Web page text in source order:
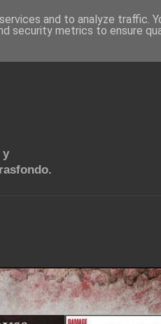
y
and to analyze traffic.
security metrics to ensure